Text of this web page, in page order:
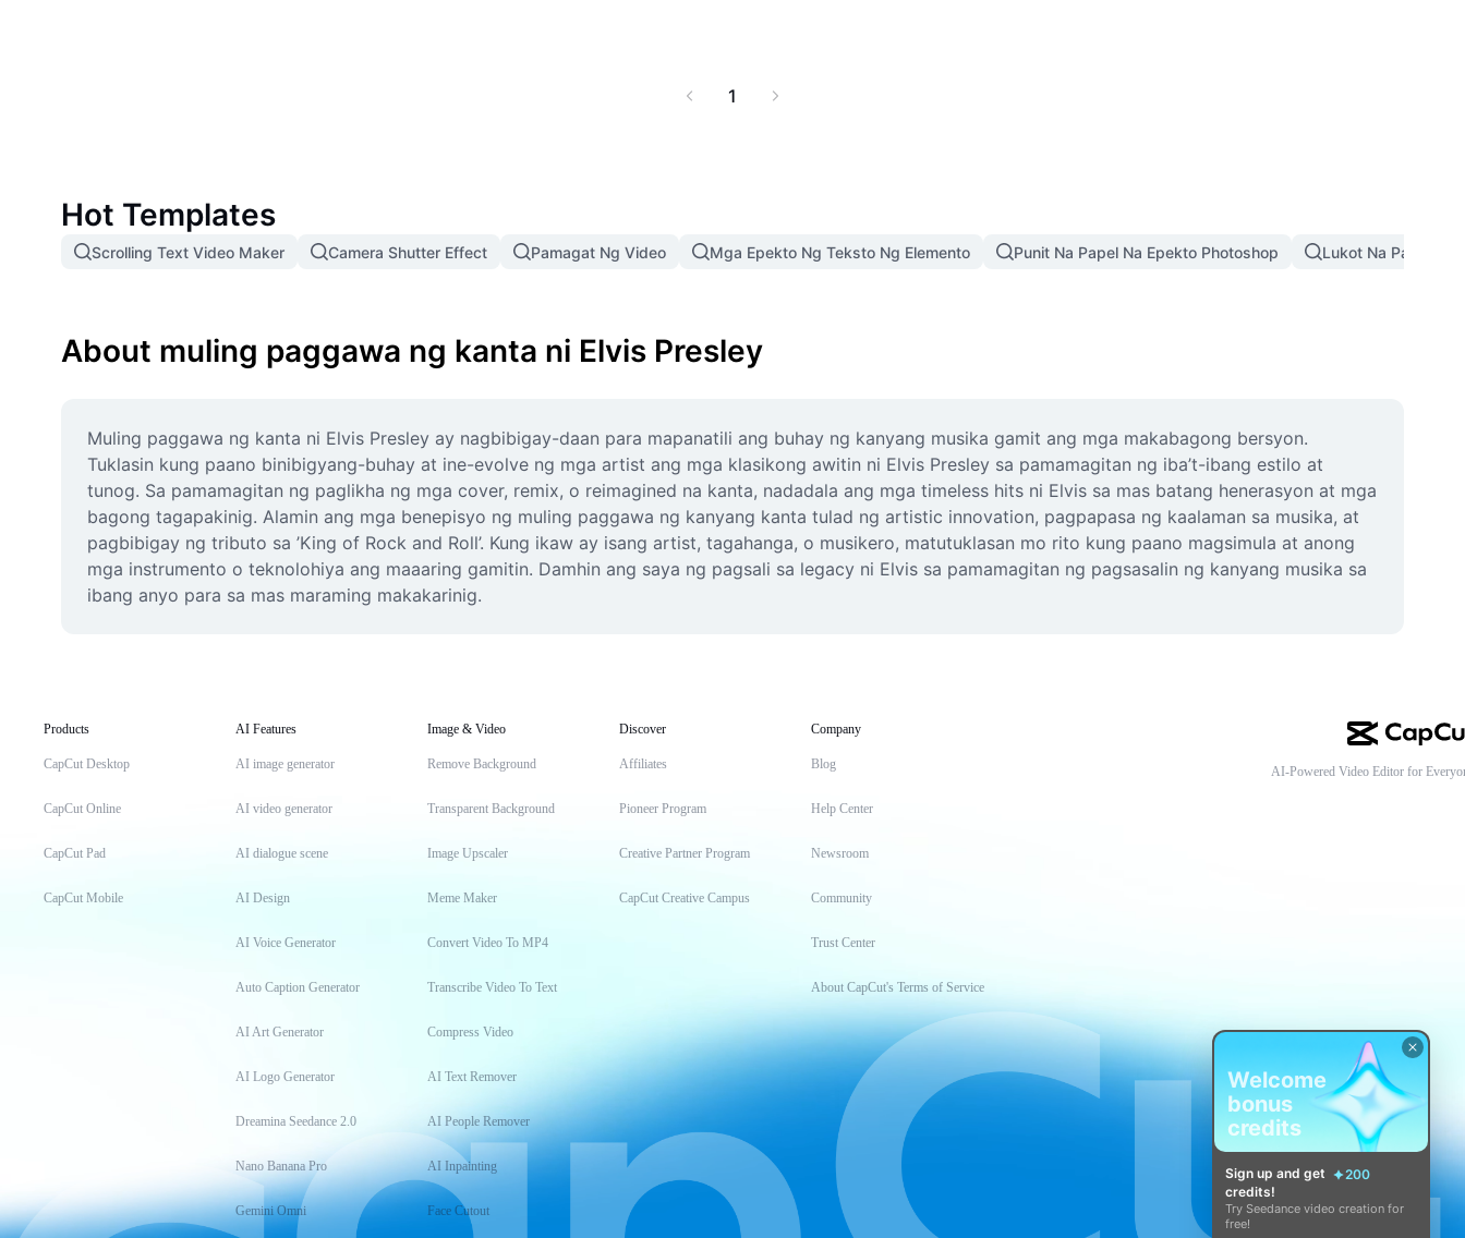
1
Hot Templates
Scrolling Text Video Maker Camera Shutter Effect Pamagat Ng Video Mga Epekto Ng Teksto Ng Elemento Punit Na Papel Na Epekto Photoshop Lukot Na Papel Na
About muling paggawa ng kanta ni Elvis Presley
Muling paggawa ng kanta ni Elvis Presley ay nagbibigay-daan para mapanatili ang buhay ng kanyang musika gamit ang mga makabagong bersyon.
Tuklasin kung paano binibigyang-buhay at ine-evolve ng mga artist ang mga klasikong awitin ni Elvis Presley sa pamamagitan ng iba’t-ibang estilo at
tunog. Sa pamamagitan ng paglikha ng mga cover, remix, o reimagined na kanta, nadadala ang mga timeless hits ni Elvis sa mas batang henerasyon at mga
bagong tagapakinig. Alamin ang mga benepisyo ng muling paggawa ng kanyang kanta tulad ng artistic innovation, pagpapasa ng kaalaman sa musika, at
pagbibigay ng tributo sa ’King of Rock and Roll’. Kung ikaw ay isang artist, tagahanga, o musikero, matutuklasan mo rito kung paano magsimula at anong
mga instrumento o teknolohiya ang maaaring gamitin. Damhin ang saya ng pagsali sa legacy ni Elvis sa pamamagitan ng pagsasalin ng kanyang musika sa
ibang anyo para sa mas maraming makakarinig.
Products
CapCut Desktop
CapCut Online
CapCut Pad
CapCut Mobile
AI Features
AI image generator
AI video generator
AI dialogue scene
AI Design
AI Voice Generator
Auto Caption Generator
AI Art Generator
AI Logo Generator
Dreamina Seedance 2.0
Nano Banana Pro
Gemini Omni
Image & Video
Remove Background
Transparent Background
Image Upscaler
Meme Maker
Convert Video To MP4
Transcribe Video To Text
Compress Video
AI Text Remover
AI People Remover
AI Inpainting
Face Cutout
Discover
Affiliates
Pioneer Program
Creative Partner Program
CapCut Creative Campus
Company
Blog
Help Center
Newsroom
Community
Trust Center
About CapCut's Terms of Service
AI-Powered Video Editor for
Welcome
bonus
credits
Sign up and get
200
credits!
Try Seedance video creation for
free!